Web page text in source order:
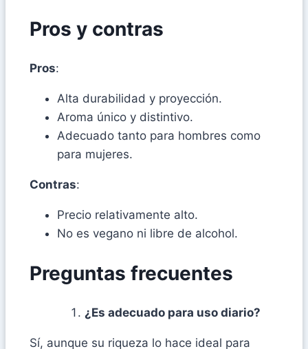
Pros y contras
Pros:
Alta durabilidad y proyección.
Aroma único y distintivo.
Adecuado tanto para hombres como
para mujeres.
Contras:
Precio relativamente alto.
No es vegano ni libre de alcohol.
Preguntas frecuentes
¿Es adecuado para uso diario?
Sí, aunque su riqueza lo hace ideal para